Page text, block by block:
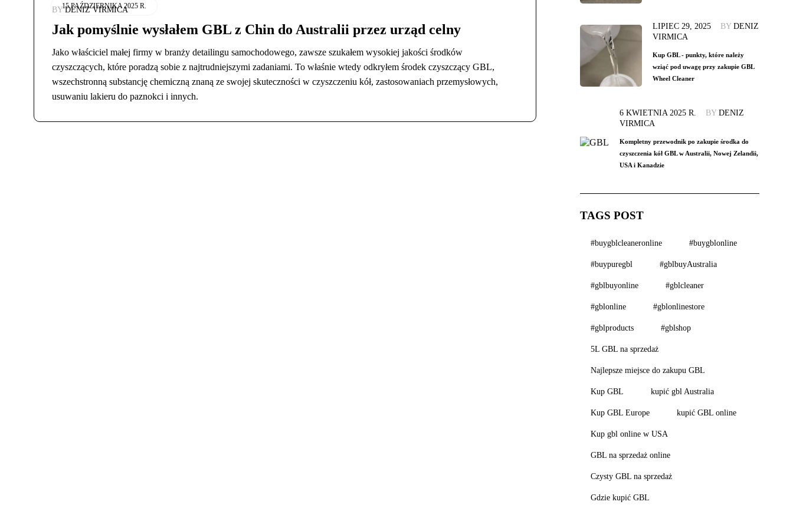
15 PAŹDZIERNIKA 2025 R.
BY DENIZ VIRMICA
Jak pomyślnie wysłałem GBL z Chin do Australii przez urząd celny
Jako właściciel małej firmy w branży detailingu samochodowego, zawsze szukałem wysokiej jakości środków
czyszczących, które poradzą sobie z najtrudniejszymi zadaniami. To właśnie wtedy odkryłem środek czyszczący GBL,
wszechstronną substancję chemiczną znaną ze swojej skuteczności w czyszczeniu kół, zastosowaniach przemysłowych,
usuwaniu lakieru do paznokci i innych.
LIPIEC 29, 2025 BY DENIZ
VIRMICA
Kup GBL - punkty, które należy
wziąć pod uwagę przy zakupie GBL
Wheel Cleaner
6 KWIETNIA 2025 R. BY DENIZ
VIRMICA
Kompletny przewodnik po zakupie środka do
czyszczenia kół GBL w Australii, Nowej Zelandii,
USA i Kanadzie
TAGS POST
#buygblcleaneronline #buygblonline
#buypuregbl #gblbuyAustralia
#gblbuyonline #gblcleaner
#gblonline #gblonlinestore
#gblproducts #gblshop
5L GBL na sprzedaż
Najlepsze miejsce do zakupu GBL
Kup GBL kupić gbl Australia
Kup GBL Europe kupić GBL online
Kup gbl online w USA
GBL na sprzedaż online
Czysty GBL na sprzedaż
Gdzie kupić GBL